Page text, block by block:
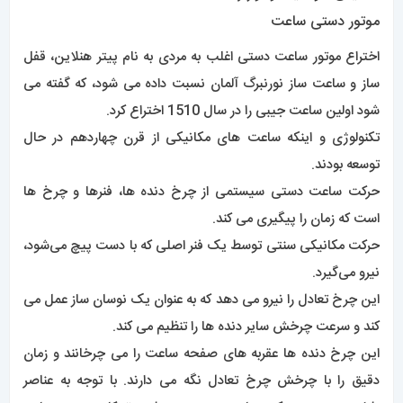
موتور دستی ساعت
اختراع موتور ساعت دستی اغلب به مردی به نام پیتر هنلاین، قفل
ساز و ساعت ساز نورنبرگ آلمان نسبت داده می شود، که گفته می
شود اولین ساعت جیبی را در سال 1510 اختراع کرد.
تکنولوژی و اینکه ساعت های مکانیکی از قرن چهاردهم در حال
توسعه بودند.
حرکت ساعت دستی سیستمی از چرخ دنده ها، فنرها و چرخ ها
است که زمان را پیگیری می کند.
حرکت مکانیکی سنتی توسط یک فنر اصلی که با دست پیچ می‌شود،
نیرو می‌گیرد.
این چرخ تعادل را نیرو می دهد که به عنوان یک نوسان ساز عمل می
کند و سرعت چرخش سایر دنده ها را تنظیم می کند.
این چرخ دنده ها عقربه های صفحه ساعت را می چرخانند و زمان
دقیق را با چرخش چرخ تعادل نگه می دارند. با توجه به عناصر